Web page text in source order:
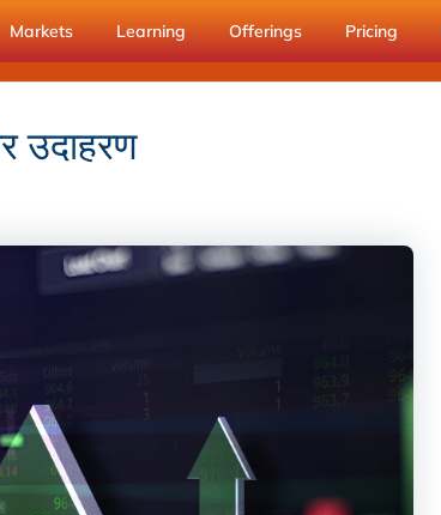
Markets Learning Offerings Pricing
उदाहरण